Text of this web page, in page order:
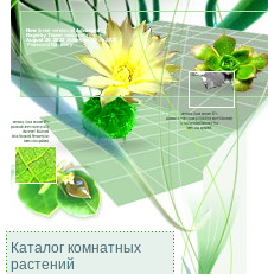
Каталог комнатных
растений